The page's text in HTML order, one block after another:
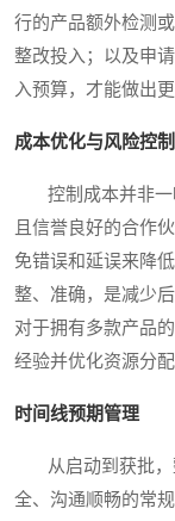
行的产品额外检测
整改投入；以及申
入预算，才能做出
成本优化与风险控
控制成本并非一
且信誉良好的合作
免错误和延误来降
整、准确，是减少
对于拥有多款产品
经验并优化资源分配
时间线预期管理
从启动到获批，
全、沟通顺畅的常